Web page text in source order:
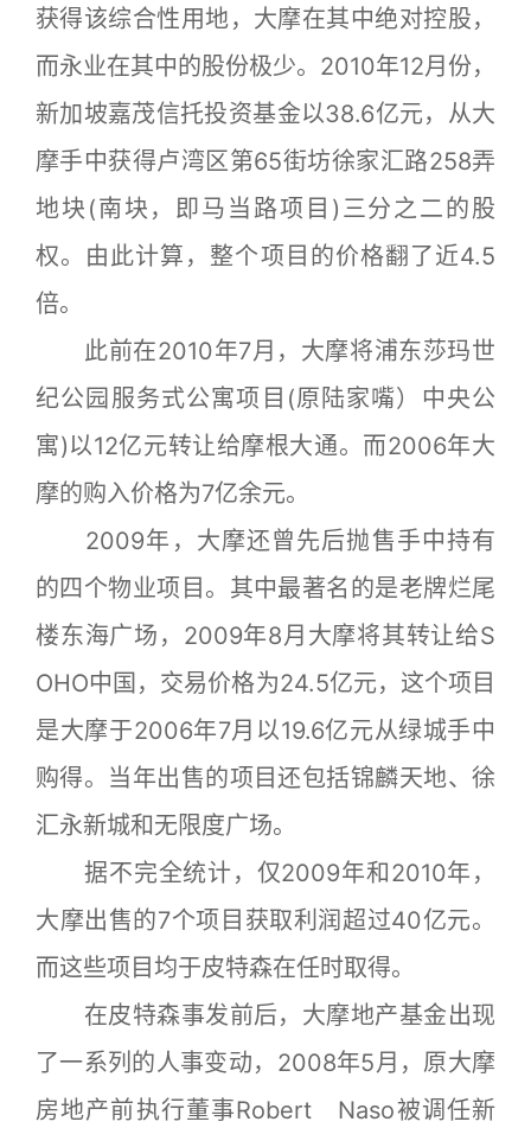
获得该综合性用地，大摩在其中绝对控股，
而永业在其中的股份极少。2010年12月份，
新加坡嘉茂信托投资基金以38.6亿元，从大
摩手中获得卢湾区第65街坊徐家汇路258弄
地块(南块，即马当路项目)三分之二的股
权。由此计算，整个项目的价格翻了近4.5
倍。
此前在2010年7月，大摩将浦东莎玛世
纪公园服务式公寓项目(原陆家嘴）中央公
寓)以12亿元转让给摩根大通。而2006年大
摩的购入价格为7亿余元。
2009年，大摩还曾先后抛售手中持有
的四个物业项目。其中最著名的是老牌烂尾
楼东海广场，2009年8月大摩将其转让给S
OHO中国，交易价格为24.5亿元，这个项目
是大摩于2006年7月以19.6亿元从绿城手中
购得。当年出售的项目还包括锦麟天地、徐
汇永新城和无限度广场。
据不完全统计，仅2009年和2010年，
大摩出售的7个项目获取利润超过40亿元。
而这些项目均于皮特森在任时取得。
在皮特森事发前后，大摩地产基金出现
了一系列的人事变动，2008年5月，原大摩
房地产前执行董事Robert Naso被调任新